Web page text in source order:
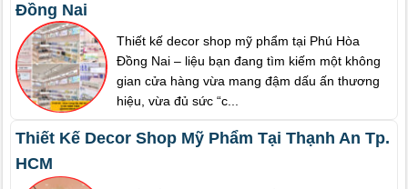
Đồng Nai
Thiết kế decor shop mỹ phẩm tại Phú Hòa
Đồng Nai – liệu bạn đang tìm kiếm một không
gian cửa hàng vừa mang đậm dấu ấn thương
hiệu, vừa đủ sức “c...
Thiết Kế Decor Shop Mỹ Phẩm Tại Thạnh An Tp.
HCM